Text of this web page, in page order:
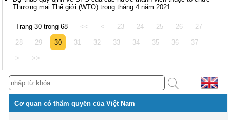
Thương mại Thế giới (WTO) trong tháng 4 năm 2021
Trang 30 trong 68 << < 23 24 25 26 27
28 29 30 31 32 33 34 35 36 37
> >>
Cơ quan có thẩm quyền của Việt Nam